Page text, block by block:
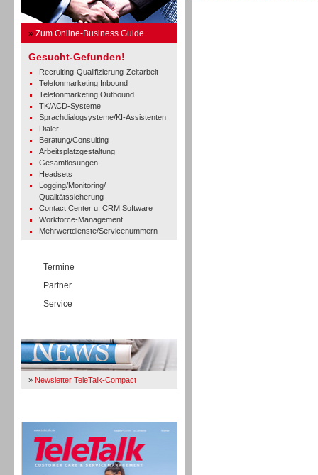
» Zum Online-Business Guide
Gesucht-Gefunden!
Recruiting-Qualifizierung-Zeitarbeit
Telefonmarketing Inbound
Telefonmarketing Outbound
TK/ACD-Systeme
Sprachdialogsysteme/KI-Assistenten
Dialer
Beratung/Consulting
Arbeitsplatzgestaltung
Gesamtlösungen
Headsets
Logging/Monitoring/
Qualitätssicherung
Contact Center u. CRM Software
Workforce-Management
Mehrwertdienste/Servicenummern
Termine
Partner
Service
» Newsletter TeleTalk-Compact